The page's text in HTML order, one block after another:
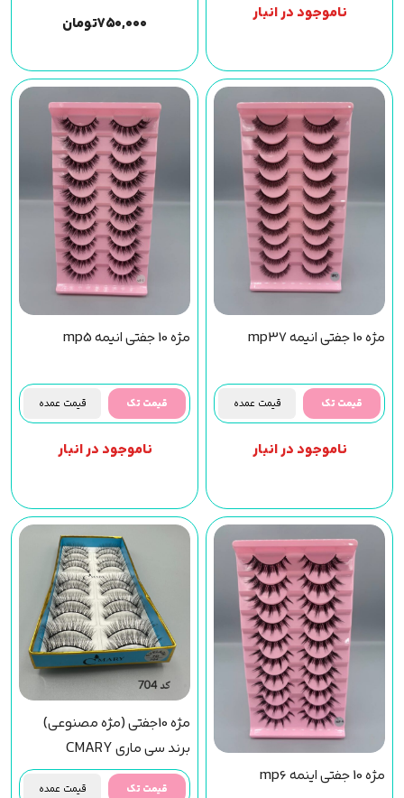
ناموجود در انبار ۷۵۰,۰۰۰تومان
مژه 10 جفتی انیمه mp37
قیمت تک قیمت عمده
ناموجود در انبار
مژه 10 جفتی انیمه mp5
قیمت تک قیمت عمده
ناموجود در انبار
مژه 10 جفتی اینمه mp6
مژه 10جفتی (مژه مصنوعی)
برند سی ماری CMARY
(کد704)
قیمت تک قیمت عمده